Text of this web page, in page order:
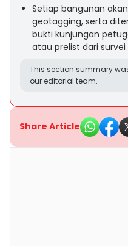
Setiap bangunan
geotagging, serta
bukti kunjungan
atau prelist dari
This section summary
our editorial team.
Share Article